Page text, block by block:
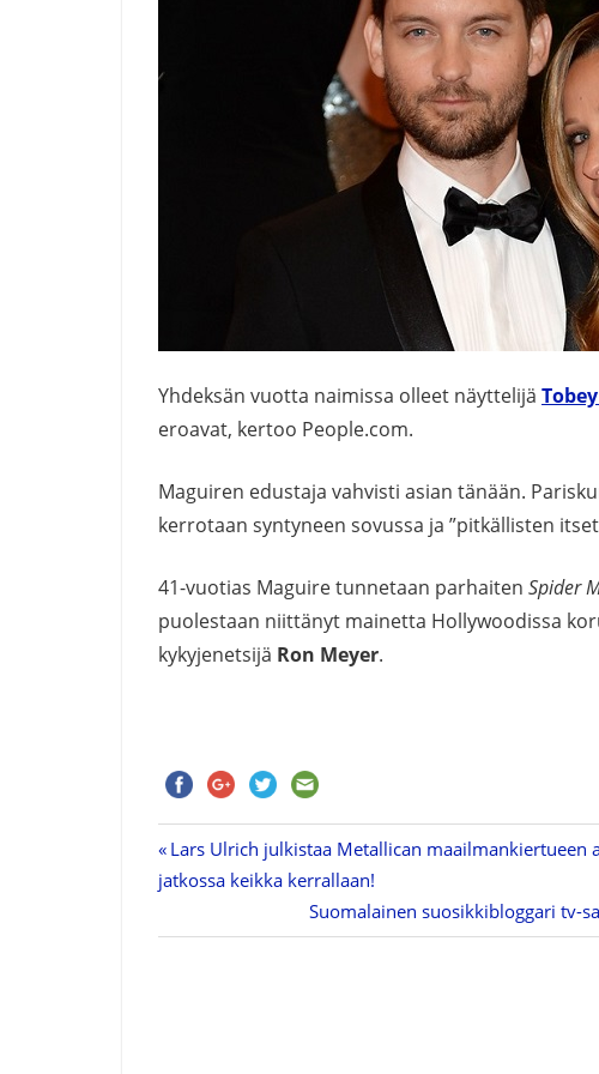
Yhdeksän vuotta naimissa olleet näyttelijä
eroavat, kertoo People.com.
Maguiren edustaja vahvisti asian tänään.
kerrotaan syntyneen sovussa ja ”pitkällisten
41-vuotias Maguire tunnetaan parhaiten Spider
puolestaan niittänyt mainetta Hollywoodissa
kykyjenetsijä Ron Meyer.
Artikkelien
selaus
Previous
Post:
Lars Ulrich julkistaa Metallican
jatkossa keikka kerrallaan!
Next
Post:
Suomalainen suosikkibloggari tv-